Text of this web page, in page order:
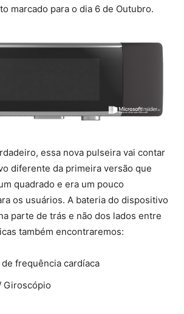
marcado para o dia 6 de Outubro.
essa nova pulseira vai contar
diferente da primeira versão que
quadrado e era um pouco
os usuários. A bateria do dispositivo
parte de trás e não dos lados entre
também encontraremos:
frequência cardíaca
Giroscópio